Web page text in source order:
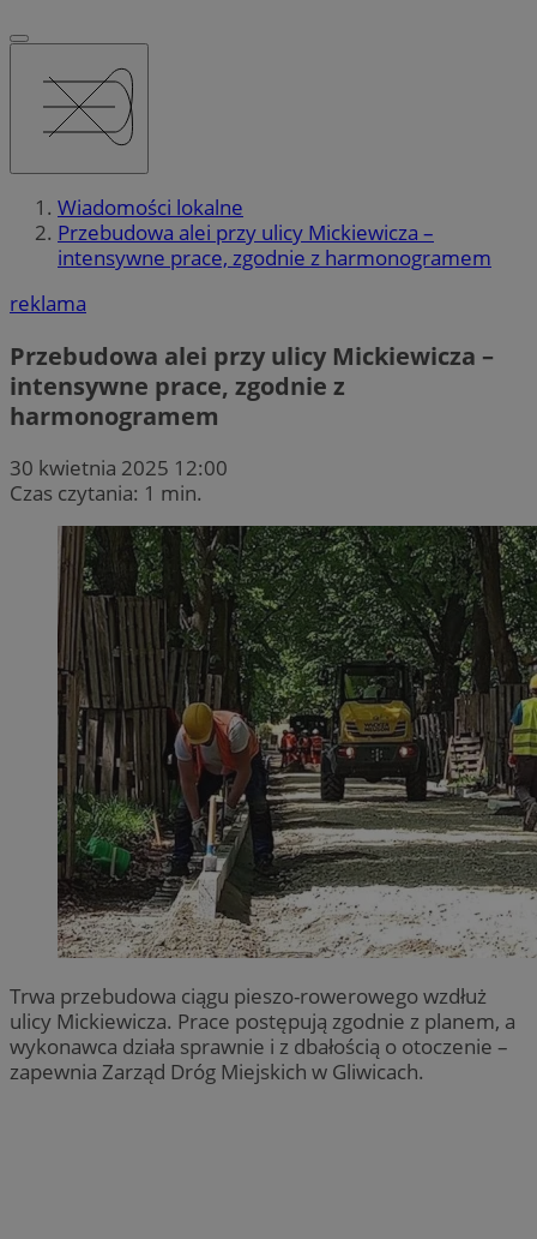
Wiadomości lokalne
Przebudowa alei przy ulicy Mickiewicza –
intensywne prace, zgodnie z harmonogramem
reklama
Przebudowa alei przy ulicy Mickiewicza –
intensywne prace, zgodnie z
harmonogramem
30 kwietnia 2025 12:00
Czas czytania: 1 min.
Trwa przebudowa ciągu pieszo-rowerowego wzdłuż
ulicy Mickiewicza. Prace postępują zgodnie z planem, a
wykonawca działa sprawnie i z dbałością o otoczenie –
zapewnia Zarząd Dróg Miejskich w Gliwicach.